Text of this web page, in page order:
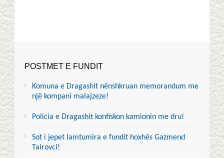
POSTMET E FUNDIT
Komuna e Dragashit nënshkruan memorandum me
një kompani malajzeze!
Policia e Dragashit konfiskon kamionin me dru!
Sot i jepet lamtumira e fundit hoxhës Gazmend
Tairovci!